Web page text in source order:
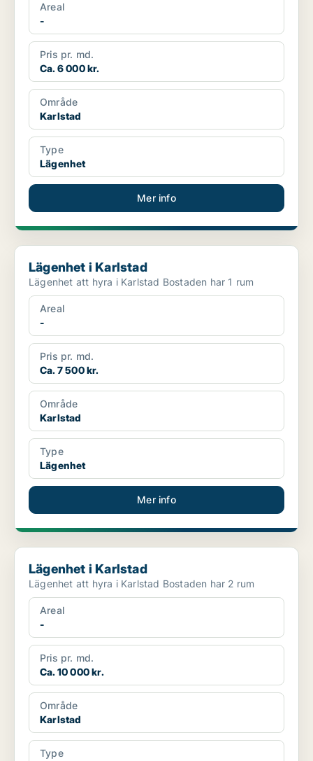
Areal
-
Pris pr. md.
Ca. 6 000 kr.
Område
Karlstad
Type
Lägenhet
Mer info
Lägenhet i Karlstad
Lägenhet i Karlstad
Lägenhet att hyra i Karlstad Bostaden har 1 rum
Areal
-
Pris pr. md.
Ca. 7 500 kr.
Område
Karlstad
Type
Lägenhet
Mer info
Lägenhet i Karlstad
Lägenhet i Karlstad
Lägenhet att hyra i Karlstad Bostaden har 2 rum
Areal
-
Pris pr. md.
Ca. 10 000 kr.
Område
Karlstad
Type